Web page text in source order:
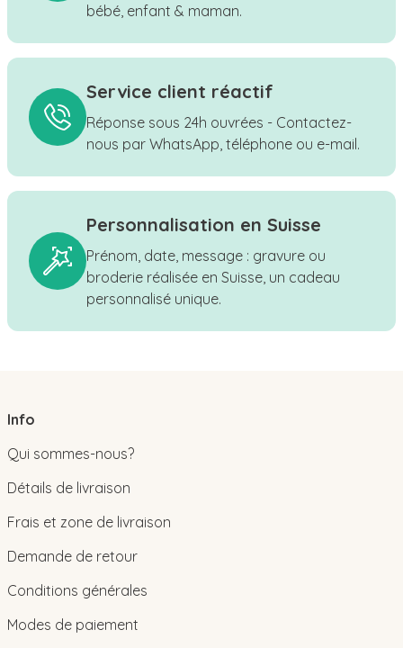
bébé, enfant & maman.
Service client réactif
Réponse sous 24h ouvrées - Contactez-
nous par WhatsApp, téléphone ou e-mail.
Personnalisation en Suisse
Prénom, date, message : gravure ou
broderie réalisée en Suisse, un cadeau
personnalisé unique.
Info
Qui sommes-nous?
Détails de livraison
Frais et zone de livraison
Demande de retour
Conditions générales
Modes de paiement